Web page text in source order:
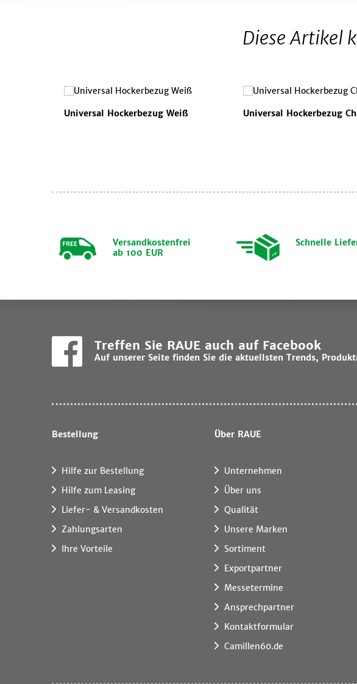
Diese Artikel
Universal Hockerbezug Weiß Universal Hockerbezug
Versandkostenfrei
ab 100 EUR
Schnelle
Treffen Sie RAUE auch auf Facebook
Auf unserer Seite finden Sie die aktuellsten Trends,
Bestellung
Hilfe zur Bestellung
Hilfe zum Leasing
Liefer- & Versandkosten
Zahlungsarten
Ihre Vorteile
Über RAUE
Unternehmen
Über uns
Qualität
Unsere Marken
Sortiment
Exportpartner
Messetermine
Ansprechpartner
Kontaktformular
Camillen60.de